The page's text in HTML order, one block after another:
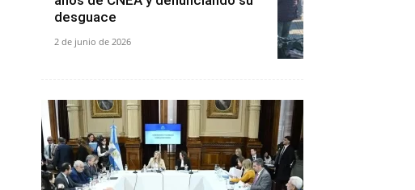
desguace
2 de junio de 2026